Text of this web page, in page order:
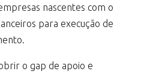
nascentes com o
para execução de
o gap de apoio e